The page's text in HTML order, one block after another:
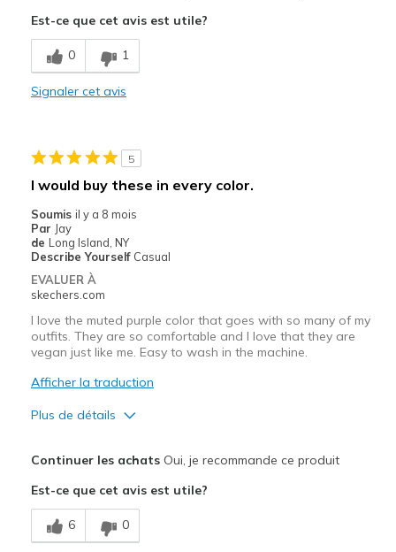
Le contre
Wear Out Quickly
Feels true to size
View On Shoes
Shoes are for Wearing
Est-ce que cet avis est utile?
0 1
Signaler cet avis
5
I would buy these in every color.
Soumis il y a 8 mois
Par Jay
de Long Island, NY
Describe Yourself Casual
EVALUER À
skechers.com
I love the muted purple color that goes with so many of my
outfits. They are so comfortable and I love that they are
vegan just like me. Easy to wash in the machine.
Afficher la traduction
Plus de détails
Comfortable
Stylish
Continuer les achatsOui, je recommande ce produit
Est-ce que cet avis est utile?
6 0